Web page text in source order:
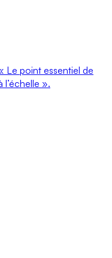
Le point essentiel de
l’échelle ».